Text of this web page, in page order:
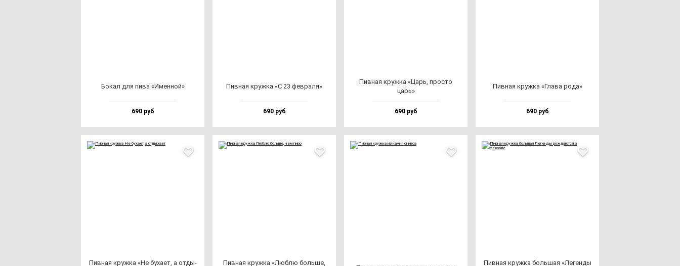
Бокал для пи­ва «Имен­ной»
690 руб
Пив­ная круж­ка «С 23 фев­ра­ля»
690 руб
Пив­ная круж­ка «Царь, прос­то
царь»
690 руб
Пив­ная круж­ка «Гла­ва ро­да»
690 руб
Пив­ная круж­ка «Не бу­ха­ет, а от­ды­
Пив­ная круж­ка «Люб­лю боль­ше,
Пив­ная круж­ка боль­шая «Леген­ды